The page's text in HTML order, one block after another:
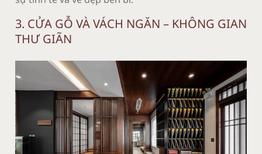
3. CỬA GỖ VÀ VÁCH NGĂN – KHÔNG GIAN
THƯ GIÃN